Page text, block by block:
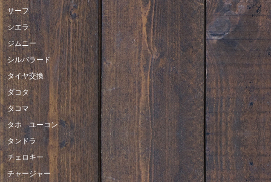
サーフ
シエラ
ジムニー
シルバラード
タイヤ交換
ダコタ
タコマ
タホ ユーコン
タンドラ
チェロキー
チャージャー